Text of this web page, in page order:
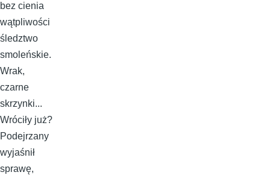
bez cienia
wątpliwości
śledztwo
smoleńskie.
Wrak,
czarne
skrzynki...
Wróciły już?
Podejrzany
wyjaśnił
sprawę,